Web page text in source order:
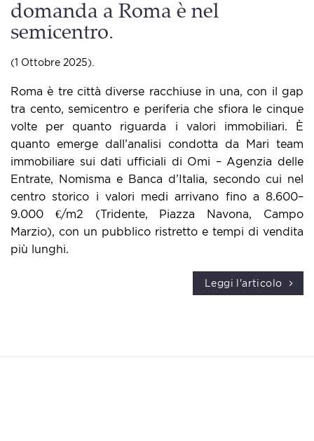
domanda a Roma è nel
semicentro.
(1 Ottobre 2025).
Roma è tre città diverse racchiuse in una, con il gap
tra cento, semicentro e periferia che sfiora le cinque
volte per quanto riguarda i valori immobiliari. È
quanto emerge dall’analisi condotta da Mari team
immobiliare sui dati ufficiali di Omi – Agenzia delle
Entrate, Nomisma e Banca d’Italia, secondo cui nel
centro storico i valori medi arrivano fino a 8.600–
9.000 €/m2 (Tridente, Piazza Navona, Campo
Marzio), con un pubblico ristretto e tempi di vendita
più lunghi.
Leggi l'articolo